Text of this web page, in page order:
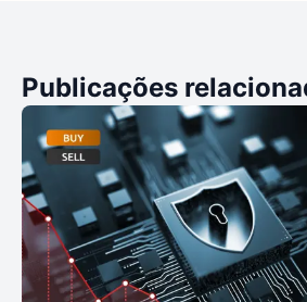
Publicações